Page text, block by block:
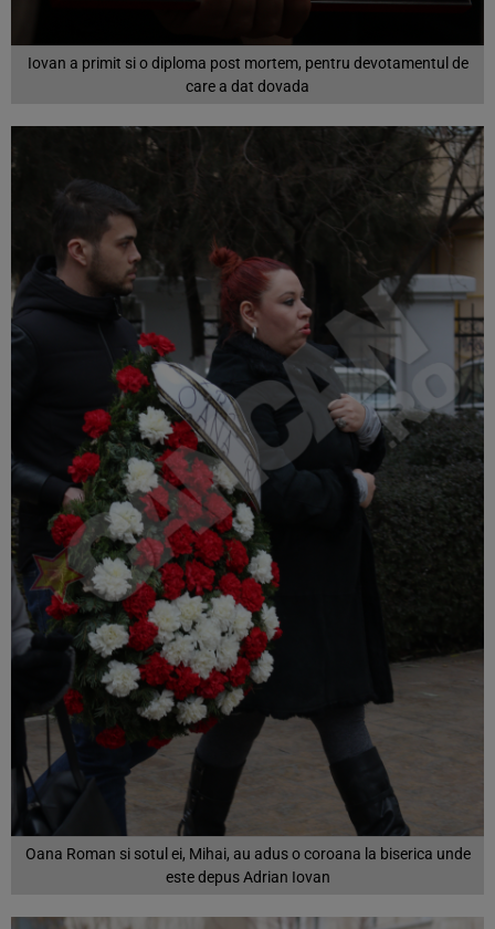
Iovan a primit si o diploma post mortem, pentru devotamentul de
care a dat dovada
Oana Roman si sotul ei, Mihai, au adus o coroana la biserica unde
este depus Adrian Iovan